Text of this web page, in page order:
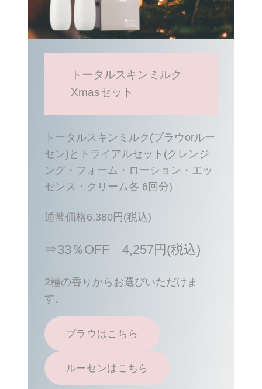
トータルスキンミルク
Xmasセット
トータルスキンミルク(プラウorルー
セン)とトライアルセット(クレンジ
ング・フォーム・ローション・エッ
センス・クリーム各 6回分)
通常価格6,380円(税込)
⇒33％OFF 4,257円(税込)
2種の香りからお選びいただけま
す。
プラウはこちら
ルーセンはこちら